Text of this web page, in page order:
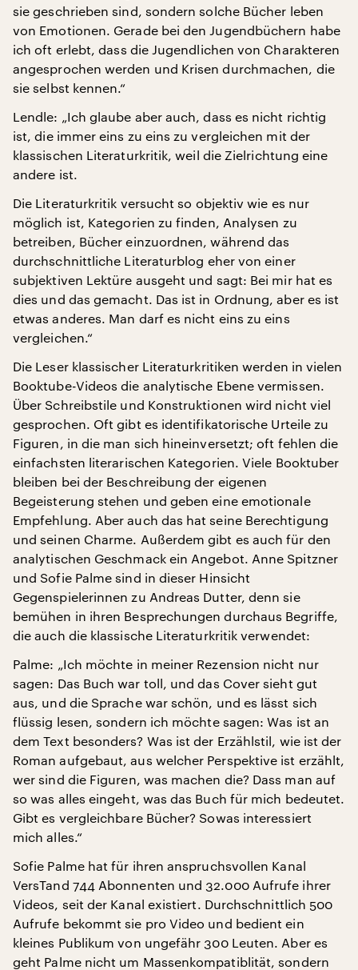
sie geschrieben sind, sondern solche Bücher leben
von Emotionen. Gerade bei den Jugendbüchern habe
ich oft erlebt, dass die Jugendlichen von Charakteren
angesprochen werden und Krisen durchmachen, die
sie selbst kennen.“
Lendle: „Ich glaube aber auch, dass es nicht richtig
ist, die immer eins zu eins zu vergleichen mit der
klassischen Literaturkritik, weil die Zielrichtung eine
andere ist.
Die Literaturkritik versucht so objektiv wie es nur
möglich ist, Kategorien zu finden, Analysen zu
betreiben, Bücher einzuordnen, während das
durchschnittliche Literaturblog eher von einer
subjektiven Lektüre ausgeht und sagt: Bei mir hat es
dies und das gemacht. Das ist in Ordnung, aber es ist
etwas anderes. Man darf es nicht eins zu eins
vergleichen.“
Die Leser klassischer Literaturkritiken werden in vielen
Booktube-Videos die analytische Ebene vermissen.
Über Schreibstile und Konstruktionen wird nicht viel
gesprochen. Oft gibt es identifikatorische Urteile zu
Figuren, in die man sich hineinversetzt; oft fehlen die
einfachsten literarischen Kategorien. Viele Booktuber
bleiben bei der Beschreibung der eigenen
Begeisterung stehen und geben eine emotionale
Empfehlung. Aber auch das hat seine Berechtigung
und seinen Charme. Außerdem gibt es auch für den
analytischen Geschmack ein Angebot. Anne Spitzner
und Sofie Palme sind in dieser Hinsicht
Gegenspielerinnen zu Andreas Dutter, denn sie
bemühen in ihren Besprechungen durchaus Begriffe,
die auch die klassische Literaturkritik verwendet:
Palme: „Ich möchte in meiner Rezension nicht nur
sagen: Das Buch war toll, und das Cover sieht gut
aus, und die Sprache war schön, und es lässt sich
flüssig lesen, sondern ich möchte sagen: Was ist an
dem Text besonders? Was ist der Erzählstil, wie ist der
Roman aufgebaut, aus welcher Perspektive ist erzählt,
wer sind die Figuren, was machen die? Dass man auf
so was alles eingeht, was das Buch für mich bedeutet.
Gibt es vergleichbare Bücher? Sowas interessiert
mich alles.“
Sofie Palme hat für ihren anspruchsvollen Kanal
VersTand 744 Abonnenten und 32.000 Aufrufe ihrer
Videos, seit der Kanal existiert. Durchschnittlich 500
Aufrufe bekommt sie pro Video und bedient ein
kleines Publikum von ungefähr 300 Leuten. Aber es
geht Palme nicht um Massenkompatiblität, sondern